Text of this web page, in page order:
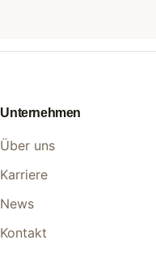
Unternehmen
Über uns
Karriere
News
Kontakt